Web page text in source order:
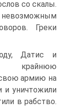
со скалы.
Греки
Датис и
крайнюю
армию на
и уничтожили
в рабство.